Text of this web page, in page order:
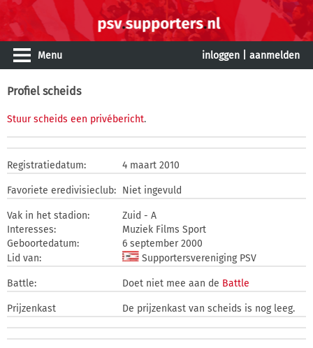
Menu inloggen aanmelden
Profiel scheids
Stuur scheids een privébericht.
Registratiedatum: 4 maart 2010
Favoriete eredivisieclub: Niet ingevuld
Vak in het stadion:
Zuid - A
Interesses:
Muziek Films Sport
Geboortedatum:
6 september 2000
Lid van:
Supportersvereniging PSV
Battle: Doet niet mee aan de Battle
Prijzenkast De prijzenkast van scheids is nog leeg.